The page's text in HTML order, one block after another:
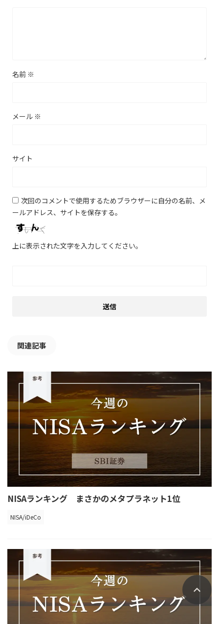
名前 ※
メール ※
サイト
次回のコメントで使用するためブラウザーに自分の名前、メ
ールアドレス、サイトを保存する。
上に表示された文字を入力してください。
関連記事
NISAランキング まさかのメタプラネット1位
NISA/iDeCo